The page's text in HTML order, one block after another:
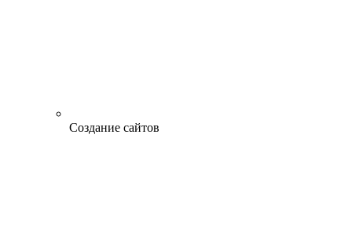
Создание сайтов